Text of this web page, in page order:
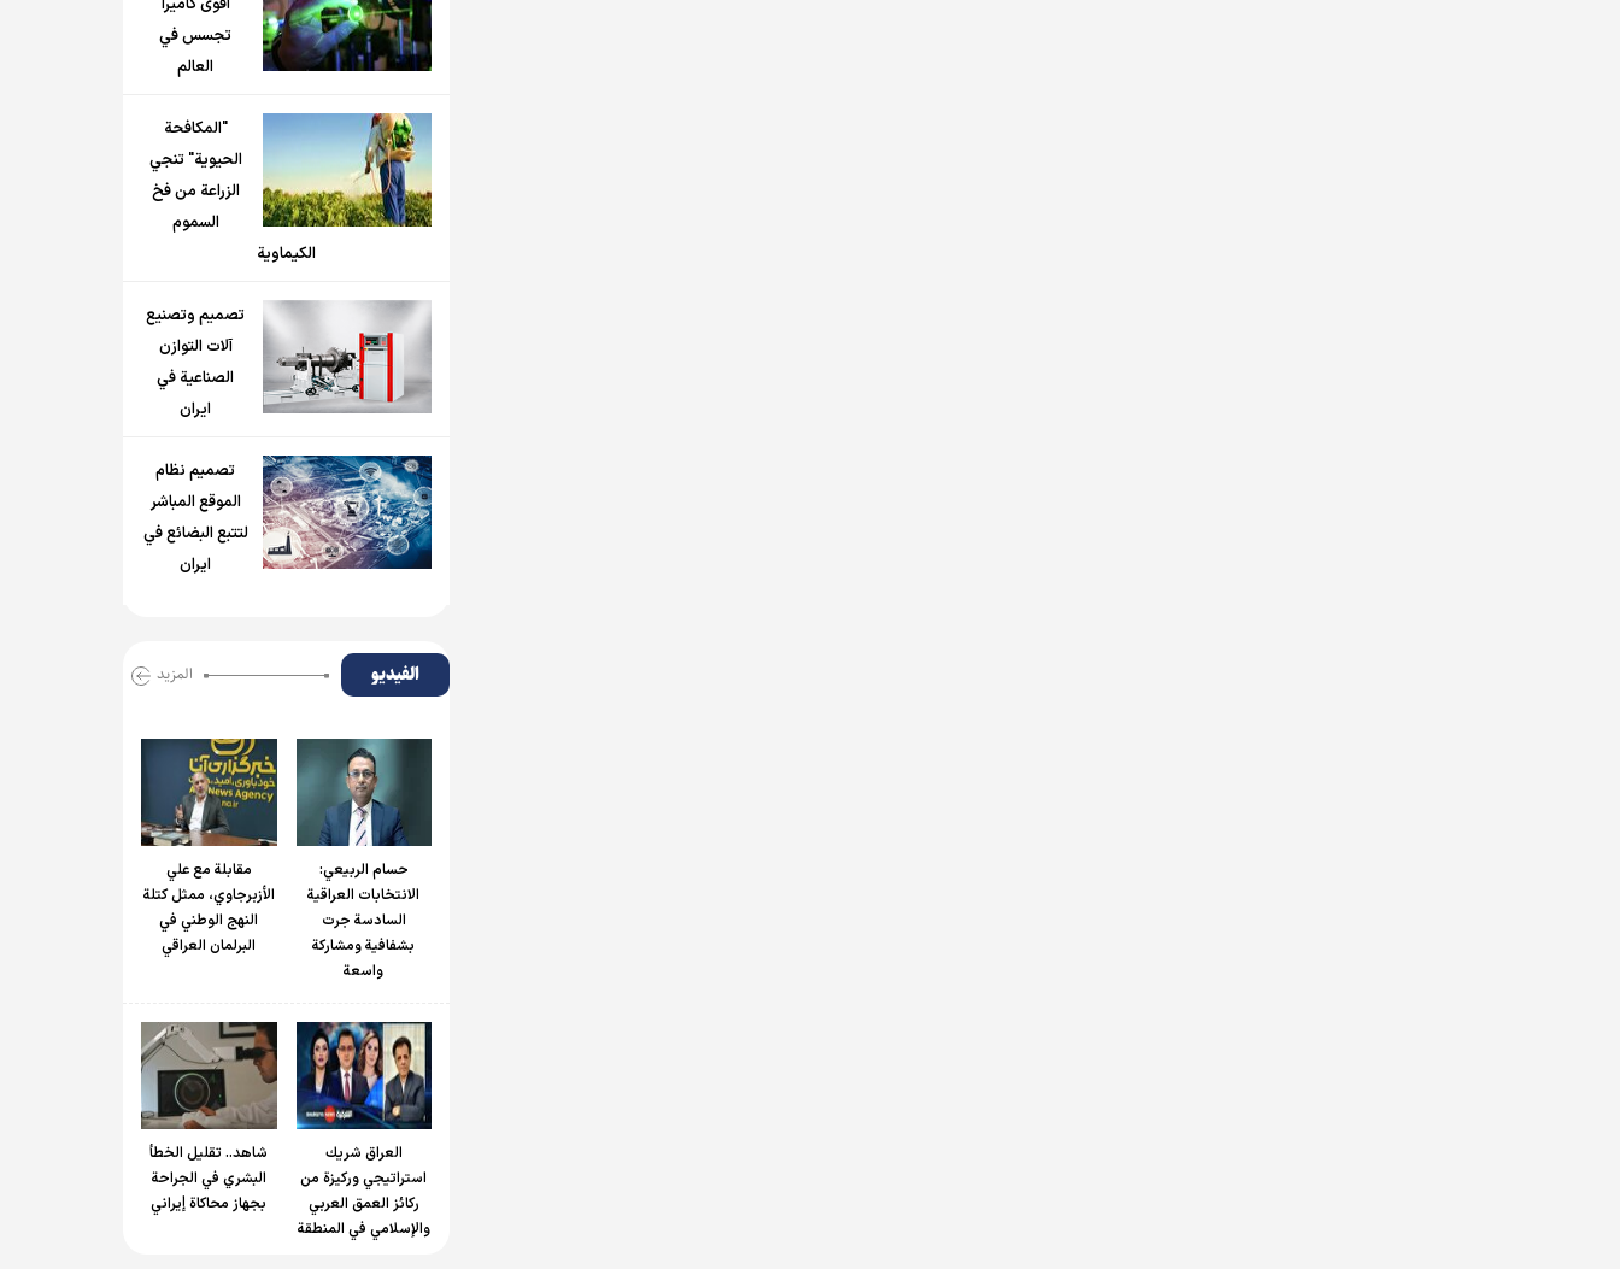
أقوى كاميرا
تجسس في
العالم
"المكافحة
الحيوية" تنجي
الزراعة من فخ
السموم
الكيماوية
تصميم وتصنيع
آلات التوازن
الصناعية في
ايران
تصميم نظام
الموقع المباشر
لتتبع البضائع في
ايران
الفیدیو المزید
حسام الربیعي:
الانتخابات العراقية
السادسة جرت
بشفافية ومشاركة
واسعة
مقابلة مع علي
الأزبرجاوي، ممثل كتلة
النهج الوطني في
البرلمان العراقي
العراق شريك
استراتيجي وركيزة من
ركائز العمق العربي
والإسلامي في المنطقة
شاهد.. تقليل الخطأ
البشري في الجراحة
بجهاز محاكاة إيراني